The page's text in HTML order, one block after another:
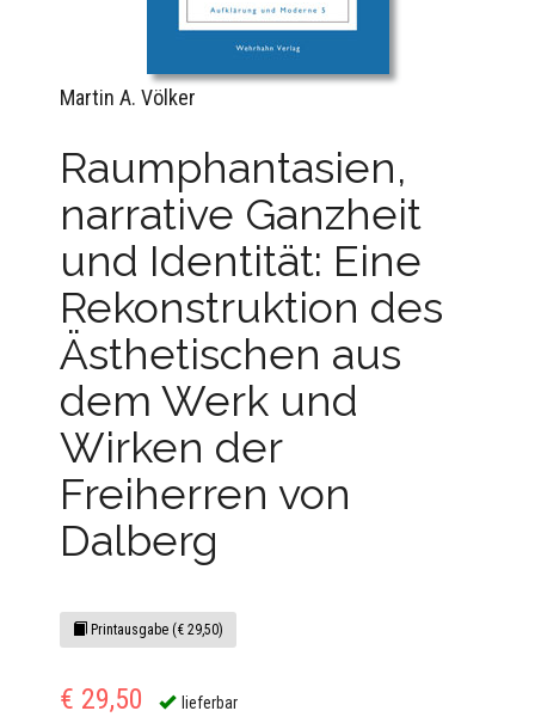
Martin A. Völker
Raumphantasien,
narrative Ganzheit
und Identität: Eine
Rekonstruktion des
Ästhetischen aus
dem Werk und
Wirken der
Freiherren von
Dalberg
Printausgabe (€ 29,50)
€ 29,50 lieferbar